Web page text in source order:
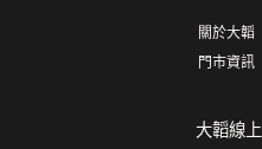
關於大韜
門市資訊
大韜線上